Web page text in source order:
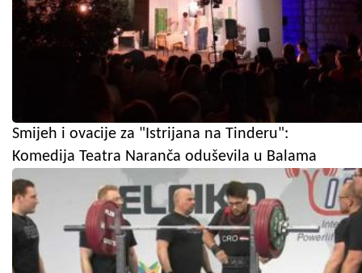
Smijeh i ovacije za "Istrijana na Tinderu":
Komedija Teatra Naranča oduševila u Balama